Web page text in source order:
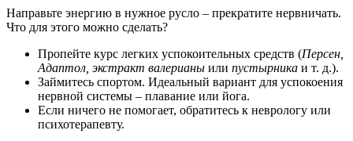
Направьте энергию в нужное русло – прекратите нервничать.
Что для этого можно сделать?
Пропейте курс легких успокоительных средств (Персен,
Адаптол, экстракт валерианы или пустырника и т. д.).
Займитесь спортом. Идеальный вариант для успокоения
нервной системы – плавание или йога.
Если ничего не помогает, обратитесь к неврологу или
психотерапевту.